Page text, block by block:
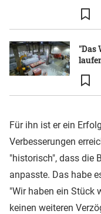
"Das
Für ihn ist er ein
Verbesserungen
"historisch", dass die
anpasste. Das habe
"Wir haben ein Stück
keinen weiteren